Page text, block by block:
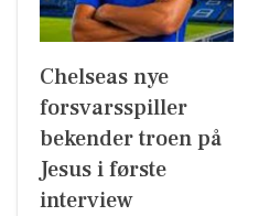
Chelseas nye
forsvarsspiller
bekender troen på
Jesus i første
interview